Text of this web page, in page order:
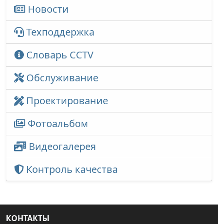
Новости
Техподдержка
Словарь CCTV
Обслуживание
Проектирование
Фотоальбом
Видеогалерея
Контроль качества
КОНТАКТЫ